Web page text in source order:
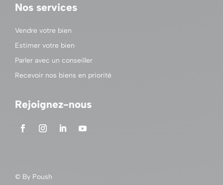
Nos services
Vendre votre bien
Estimer votre bien
Parler avec un conseiller
Recevoir nos biens en priorité
Rejoignez-nous
© By Poush